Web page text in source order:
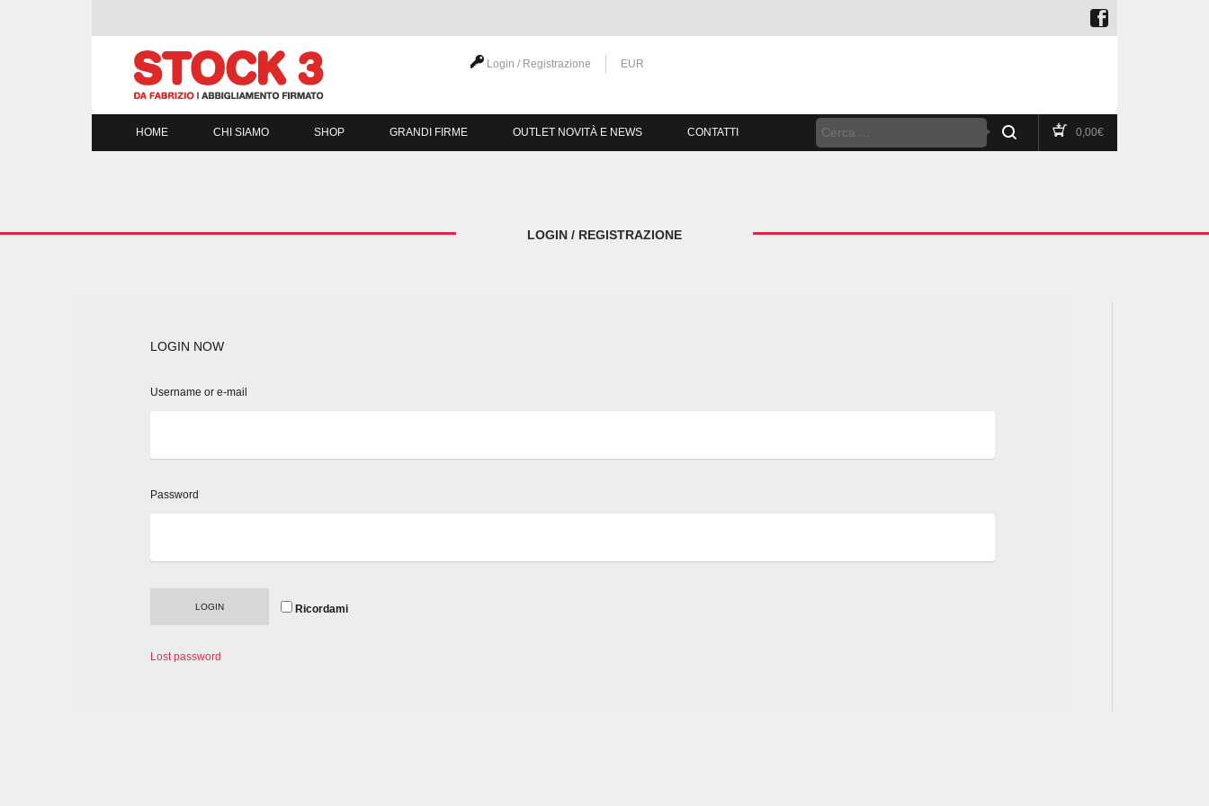
Login / Registrazione EUR
0,00€
HOME CHI SIAMO SHOP GRANDI FIRME OUTLET NOVITÀ E NEWS CONTATTI
LOGIN / REGISTRAZIONE
LOGIN NOW
Username or e-mail
Password
Ricordami
Lost password